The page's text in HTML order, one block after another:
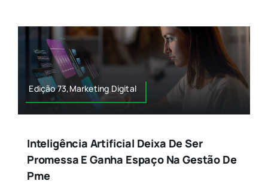
Edição 73,Marketing Digital
Inteligência Artificial Deixa De Ser
Promessa E Ganha Espaço Na Gestão De
Pme